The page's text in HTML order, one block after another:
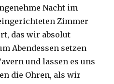
Nacht im
Zimmer
das wir absolut
Abendessen setzen
und lassen es uns
die Ohren, als wir